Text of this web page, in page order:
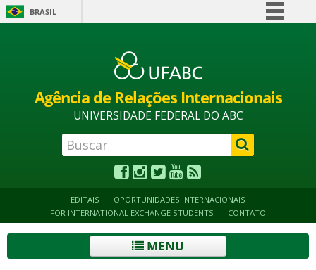
BRASIL
Acesso à informação
Canais
Agência de Relações Internacionais
UNIVERSIDADE FEDERAL DO ABC
EDITAIS
OPORTUNIDADES INTERNACIONAIS
FOR INTERNATIONAL EXCHANGE STUDENTS
CONTATO
MENU